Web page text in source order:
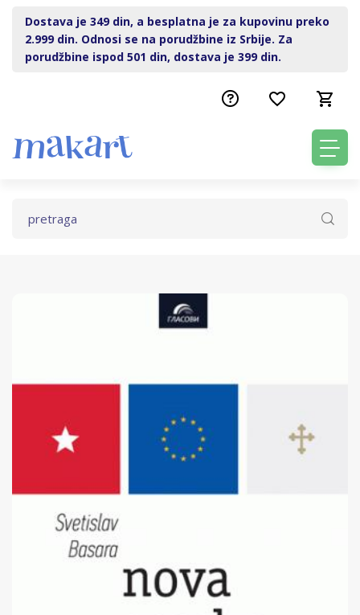
Dostava je 349 din, a besplatna je za kupovinu preko
2.999 din. Odnosi se na porudžbine iz Srbije. Za
porudžbine ispod 501 din, dostava je 399 din.